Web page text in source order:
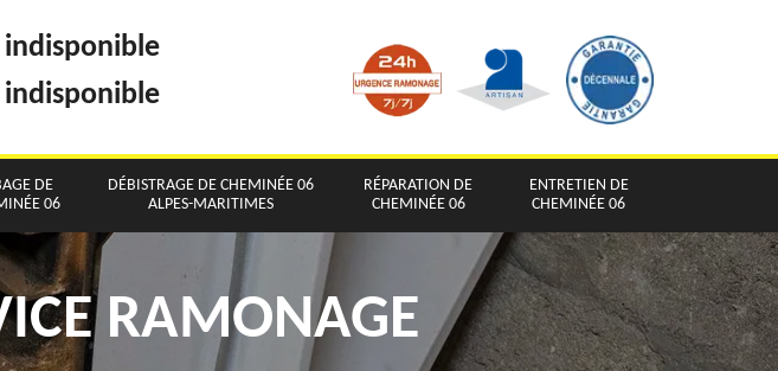
indisponible
indisponible
DE
06
DÉBISTRAGE DE CHEMINÉE 06
ALPES-MARITIMES
RÉPARATION DE
CHEMINÉE 06
ENTRETIEN DE
CHEMINÉE 06
RAMONAGE